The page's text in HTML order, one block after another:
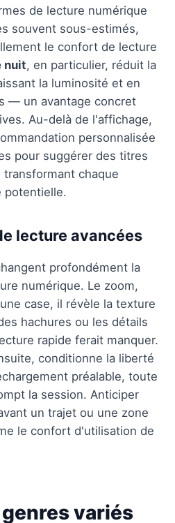
de lecture numérique
souvent sous-estimés,
le confort de lecture
nuit, en particulier, réduit la
la luminosité et en
— un avantage concret
Au-delà de l'affichage,
personnalisée
pour suggérer des titres
chaque
potentielle.
lecture avancées
profondément la
numérique. Le zoom,
case, il révèle la texture
hachures ou les détails
rapide ferait manquer.
conditionne la liberté
préalable, toute
la session. Anticiper
un trajet ou une zone
le confort d'utilisation de
variés